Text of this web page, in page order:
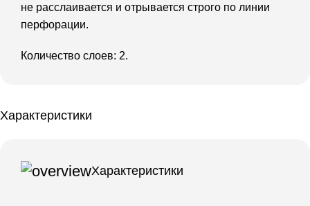
не расслаивается и отрывается строго по линии
перфорации.
Количество слоев: 2.
Характеристики
Характеристики